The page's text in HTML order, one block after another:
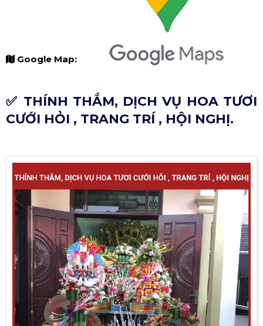
Google Map:
✅ THÍNH THẮM, DỊCH VỤ HOA TƯƠI
CƯỚI HỎI , TRANG TRÍ , HỘI NGHỊ.